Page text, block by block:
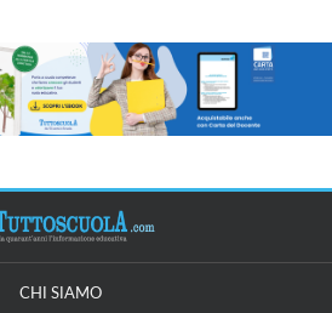
CHI SIAMO